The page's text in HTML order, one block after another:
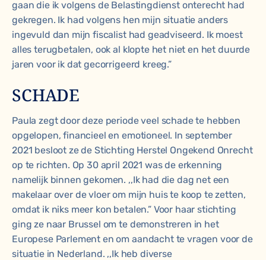
gaan die ik volgens de Belastingdienst onterecht had
gekregen. Ik had volgens hen mijn situatie anders
ingevuld dan mijn fiscalist had geadviseerd. Ik moest
alles terugbetalen, ook al klopte het niet en het duurde
jaren voor ik dat gecorrigeerd kreeg.”
SCHADE
Paula zegt door deze periode veel schade te hebben
opgelopen, financieel en emotioneel. In september
2021 besloot ze de Stichting Herstel Ongekend Onrecht
op te richten. Op 30 april 2021 was de erkenning
namelijk binnen gekomen. ,,Ik had die dag net een
makelaar over de vloer om mijn huis te koop te zetten,
omdat ik niks meer kon betalen.” Voor haar stichting
ging ze naar Brussel om te demonstreren in het
Europese Parlement en om aandacht te vragen voor de
situatie in Nederland. ,,Ik heb diverse